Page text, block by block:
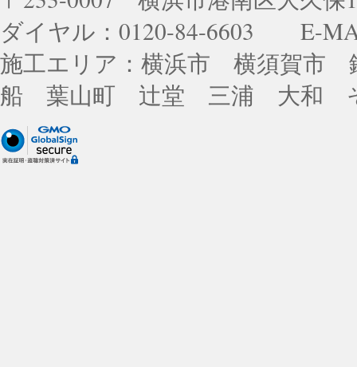
ダイヤル：0120-84-6603 E-
施工エリア：横浜市 横須賀
船 葉山町 辻堂 三浦 大和 そ